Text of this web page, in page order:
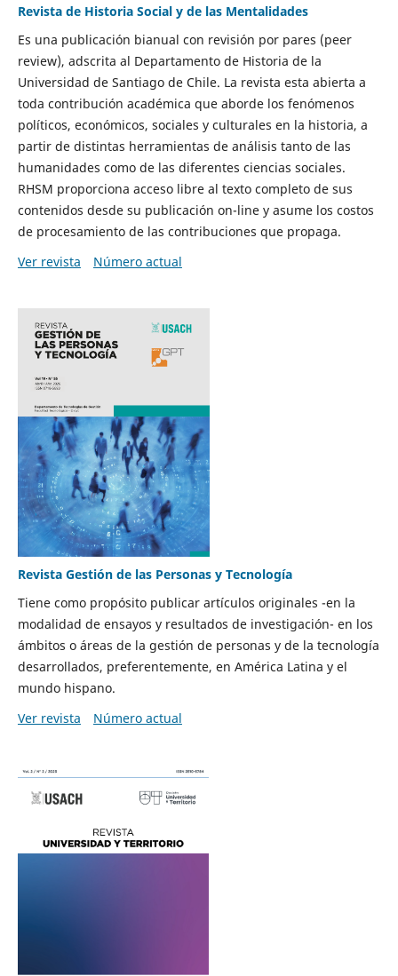
Revista de Historia Social y de las Mentalidades
Es una publicación bianual con revisión por pares (peer
review), adscrita al Departamento de Historia de la
Universidad de Santiago de Chile. La revista esta abierta a
toda contribución académica que aborde los fenómenos
políticos, económicos, sociales y culturales en la historia, a
partir de distintas herramientas de análisis tanto de las
humanidades como de las diferentes ciencias sociales.
RHSM proporciona acceso libre al texto completo de sus
contenidos desde su publicación on-line y asume los costos
de procesamiento de las contribuciones que propaga.
Ver revista
Número actual
Revista Gestión de las Personas y Tecnología
Tiene como propósito publicar artículos originales -en la
modalidad de ensayos y resultados de investigación- en los
ámbitos o áreas de la gestión de personas y de la tecnología
desarrollados, preferentemente, en América Latina y el
mundo hispano.
Ver revista
Número actual